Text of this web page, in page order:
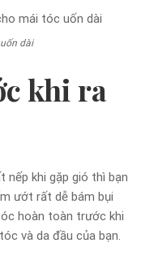
dài
khi ra
nếp khi gặp gió thì bạn
ướt rất dễ bám bụi
hoàn toàn trước khi
và da đầu của bạn.